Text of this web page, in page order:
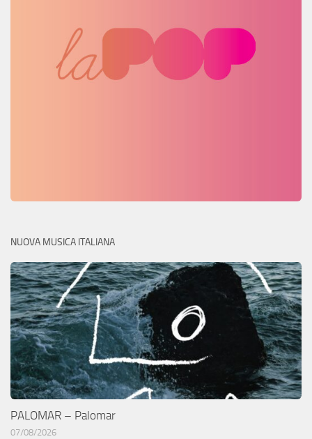
NUOVA MUSICA ITALIANA
PALOMAR – Palomar
07/08/2026